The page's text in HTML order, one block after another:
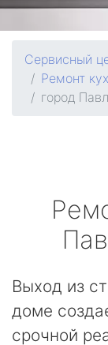
Сервисный
Ремонт
город
Выход из
доме
срочной